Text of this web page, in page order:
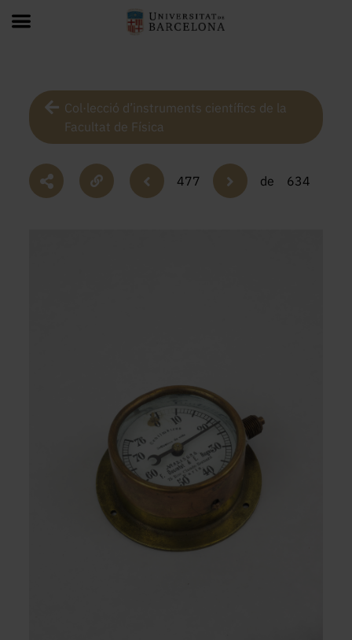
Col·lecció d’instruments científics de la
Facultat de Física
477 de 634